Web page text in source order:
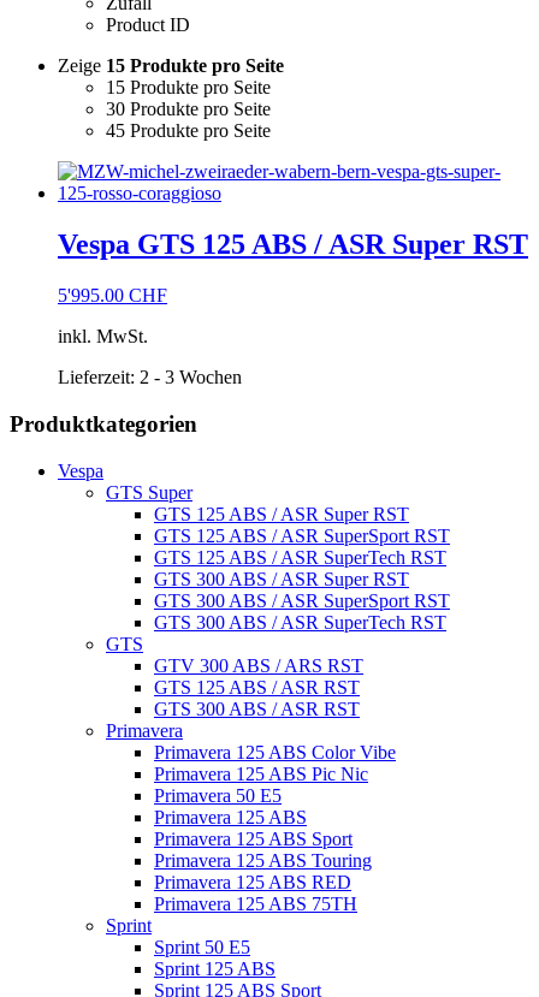
Product ID
Zeige 15 Produkte pro Seite
15 Produkte pro Seite
30 Produkte pro Seite
45 Produkte pro Seite
Vespa GTS 125 ABS / ASR Super RST
5'995.00 CHF
inkl. MwSt.
Lieferzeit: 2 - 3 Wochen
Produktkategorien
Vespa
GTS Super
GTS 125 ABS / ASR Super RST
GTS 125 ABS / ASR SuperSport RST
GTS 125 ABS / ASR SuperTech RST
GTS 300 ABS / ASR Super RST
GTS 300 ABS / ASR SuperSport RST
GTS 300 ABS / ASR SuperTech RST
GTS
GTV 300 ABS / ARS RST
GTS 125 ABS / ASR RST
GTS 300 ABS / ASR RST
Primavera
Primavera 125 ABS Color Vibe
Primavera 125 ABS Pic Nic
Primavera 50 E5
Primavera 125 ABS
Primavera 125 ABS Sport
Primavera 125 ABS Touring
Primavera 125 ABS RED
Primavera 125 ABS 75TH
Sprint
Sprint 50 E5
Sprint 125 ABS
Sprint 125 ABS Sport